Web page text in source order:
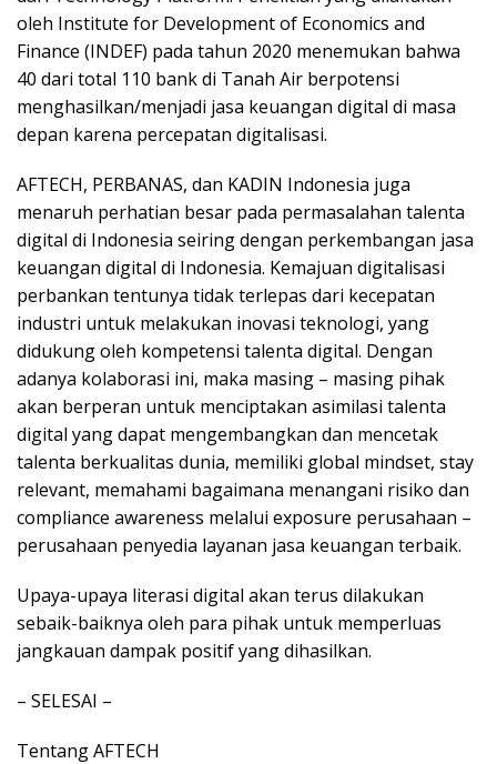
oleh Institute for Development of Economics and
Finance (INDEF) pada tahun 2020 menemukan bahwa
40 dari total 110 bank di Tanah Air berpotensi
menghasilkan/menjadi jasa keuangan digital di masa
depan karena percepatan digitalisasi.
AFTECH, PERBANAS, dan KADIN Indonesia juga
menaruh perhatian besar pada permasalahan talenta
digital di Indonesia seiring dengan perkembangan jasa
keuangan digital di Indonesia. Kemajuan digitalisasi
perbankan tentunya tidak terlepas dari kecepatan
industri untuk melakukan inovasi teknologi, yang
didukung oleh kompetensi talenta digital. Dengan
adanya kolaborasi ini, maka masing – masing pihak
akan berperan untuk menciptakan asimilasi talenta
digital yang dapat mengembangkan dan mencetak
talenta berkualitas dunia, memiliki global mindset, stay
relevant, memahami bagaimana menangani risiko dan
compliance awareness melalui exposure perusahaan –
perusahaan penyedia layanan jasa keuangan terbaik.
Upaya-upaya literasi digital akan terus dilakukan
sebaik-baiknya oleh para pihak untuk memperluas
jangkauan dampak positif yang dihasilkan.
– SELESAI –
Tentang AFTECH